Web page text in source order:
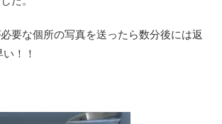
要な個所の写真を送ったら数分後には返
い！！